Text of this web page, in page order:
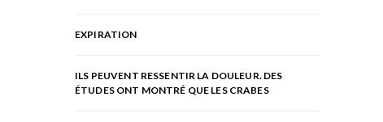
EXPIRATION
ILS PEUVENT RESSENTIR LA DOULEUR. DES
ÉTUDES ONT MONTRÉ QUE LES CRABES